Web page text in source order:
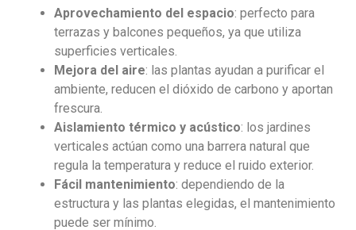
Aprovechamiento del espacio: perfecto para
terrazas y balcones pequeños, ya que utiliza
superficies verticales.
Mejora del aire: las plantas ayudan a purificar el
ambiente, reducen el dióxido de carbono y aportan
frescura.
Aislamiento térmico y acústico: los jardines
verticales actúan como una barrera natural que
regula la temperatura y reduce el ruido exterior.
Fácil mantenimiento: dependiendo de la
estructura y las plantas elegidas, el mantenimiento
puede ser mínimo.